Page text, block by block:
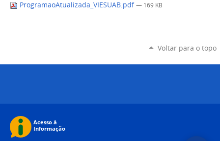
ProgramaoAtualizada_VIESUAB.pdf — 169 KB
Voltar para o topo